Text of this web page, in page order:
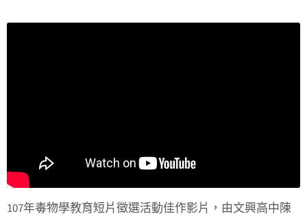
107年毒物學教育短片徵選活動佳作影片，由文興高中陳